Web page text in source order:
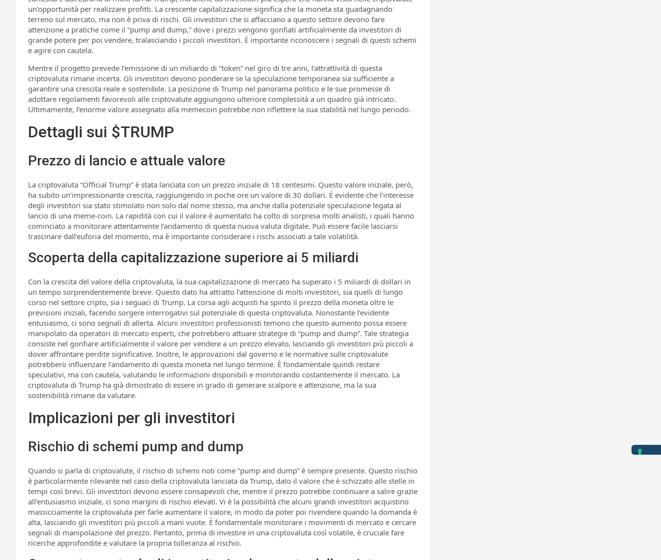
un’opportunità per realizzare profitti. La crescente capitalizzazione significa che la moneta sta guadagnando
terreno sul mercato, ma non è priva di rischi. Gli investitori che si affacciano a questo settore devono fare
attenzione a pratiche come il “pump and dump,” dove i prezzi vengono gonfiati artificialmente da investitori di
grande potere per poi vendere, tralasciando i piccoli investitori. È importante riconoscere i segnali di questi schemi
e agire con cautela.
Mentre il progetto prevede l’emissione di un miliardo di “token” nel giro di tre anni, l’attrattività di questa
criptovaluta rimane incerta. Gli investitori devono ponderare se la speculazione temporanea sia sufficiente a
garantire una crescita reale e sostenibile. La posizione di Trump nel panorama politico e le sue promesse di
adottare regolamenti favorevoli alle criptovalute aggiungono ulteriore complessità a un quadro già intricato.
Ultimamente, l’enorme valore assegnato alla memecoin potrebbe non riflettere la sua stabilità nel lungo periodo.
Dettagli sui $TRUMP
Prezzo di lancio e attuale valore
La criptovaluta “Official Trump” è stata lanciata con un prezzo iniziale di 18 centesimi. Questo valore iniziale, però,
ha subito un’impressionante crescita, raggiungendo in poche ore un valore di 30 dollari. È evidente che l’interesse
degli investitori sia stato stimolato non solo dal nome stesso, ma anche dalla potenziale speculazione legata al
lancio di una meme-coin. La rapidità con cui il valore è aumentato ha colto di sorpresa molti analisti, i quali hanno
cominciato a monitorare attentamente l’andamento di questa nuova valuta digitale. Può essere facile lasciarsi
trascinare dall’euforia del momento, ma è importante considerare i rischi associati a tale volatilità.
Scoperta della capitalizzazione superiore ai 5 miliardi
Con la crescita del valore della criptovaluta, la sua capitalizzazione di mercato ha superato i 5 miliardi di dollari in
un tempo sorprendentemente breve. Questo dato ha attratto l’attenzione di molti investitori, sia quelli di lungo
corso nel settore cripto, sia i seguaci di Trump. La corsa agli acquisti ha spinto il prezzo della moneta oltre le
previsioni iniziali, facendo sorgere interrogativi sul potenziale di questa criptovaluta. Nonostante l’evidente
entusiasmo, ci sono segnali di allerta. Alcuni investitori professionisti temono che questo aumento possa essere
manipolato da operatori di mercato esperti, che potrebbero attuare strategie di “pump and dump”. Tale strategia
consiste nel gonfiare artificialmente il valore per vendere a un prezzo elevato, lasciando gli investitori più piccoli a
dover affrontare perdite significative. Inoltre, le approvazioni dal governo e le normative sulle criptovalute
potrebbero influenzare l’andamento di questa moneta nel lungo termine. È fondamentale quindi restare
speculativi, ma con cautela, valutando le informazioni disponibili e monitorando costantemente il mercato. La
criptovaluta di Trump ha già dimostrato di essere in grado di generare scalpore e attenzione, ma la sua
sostenibilità rimane da valutare.
Implicazioni per gli investitori
Rischio di schemi pump and dump
Quando si parla di criptovalute, il rischio di schemi noti come “pump and dump” è sempre presente. Questo rischio
è particolarmente rilevante nel caso della criptovaluta lanciata da Trump, dato il valore che è schizzato alle stelle in
tempi così brevi. Gli investitori devono essere consapevoli che, mentre il prezzo potrebbe continuare a salire grazie
all’entusiasmo iniziale, ci sono margini di rischio elevati. Vi è la possibilità che alcuni grandi investitori acquistino
massicciamente la criptovaluta per farle aumentare il valore, in modo da poter poi rivendere quando la domanda è
alta, lasciando gli investitori più piccoli a mani vuote. È fondamentale monitorare i movimenti di mercato e cercare
segnali di manipolazione del prezzo. Pertanto, prima di investire in una criptovaluta così volatile, è cruciale fare
ricerche approfondite e valutare la propria tolleranza al rischio.